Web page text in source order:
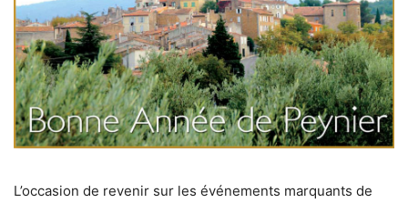
L’occasion de revenir sur les événements marquants de